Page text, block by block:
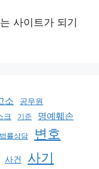
사이트가 되기
소
공무원
크 기준
명예훼손
법률상담
변호
사건 사기